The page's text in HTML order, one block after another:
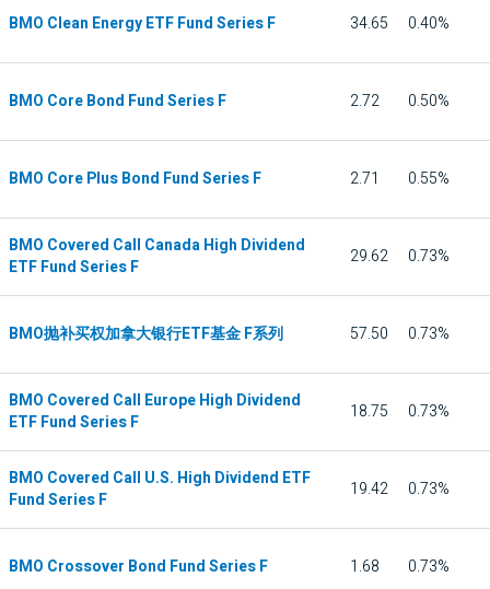
BMO Clean Energy ETF Fund Series F 34.65 0.40%
BMO Core Bond Fund Series F 2.72 0.50%
BMO Core Plus Bond Fund Series F 2.71 0.55%
BMO Covered Call Canada High Dividend
ETF Fund Series F
29.62 0.73%
BMO抛补买权加拿大银行ETF基金 F系列 57.50 0.73%
BMO Covered Call Europe High Dividend
ETF Fund Series F
18.75 0.73%
BMO Covered Call U.S. High Dividend ETF
Fund Series F
19.42 0.73%
BMO Crossover Bond Fund Series F 1.68 0.73%